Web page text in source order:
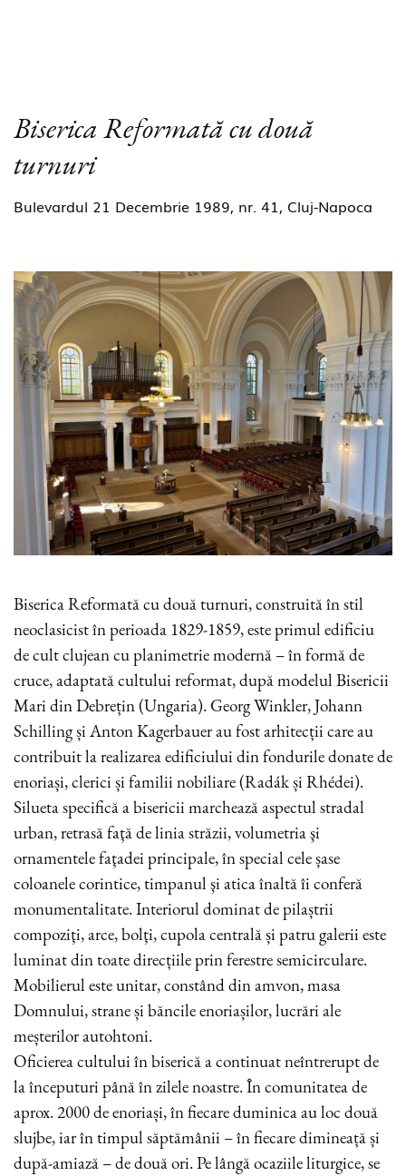
Biserica Reformată cu două
turnuri
Bulevardul 21 Decembrie 1989, nr. 41, Cluj-Napoca
Biserica Reformată cu două turnuri, construită în stil
neoclasicist în perioada 1829-1859, este primul edificiu
de cult clujean cu planimetrie modernă – în formă de
cruce, adaptată cultului reformat, după modelul Bisericii
Mari din Debrețin (Ungaria). Georg Winkler, Johann
Schilling și Anton Kagerbauer au fost arhitecții care au
contribuit la realizarea edificiului din fondurile donate de
enoriași, clerici și familii nobiliare (Radák și Rhédei).
Silueta specifică a bisericii marchează aspectul stradal
urban, retrasă faţă de linia străzii, volumetria şi
ornamentele faţadei principale, în special cele șase
coloanele corintice, timpanul şi atica înaltă îi conferă
monumentalitate. Interiorul dominat de pilaștrii
compoziţi, arce, bolţi, cupola centrală și patru galerii este
luminat din toate direcțiile prin ferestre semicirculare.
Mobilierul este unitar, constând din amvon, masa
Domnului, strane și băncile enoriașilor, lucrări ale
meșterilor autohtoni.
Oficierea cultului în biserică a continuat neîntrerupt de
la începuturi până în zilele noastre. În comunitatea de
aprox. 2000 de enoriași, în fiecare duminica au loc două
slujbe, iar în timpul săptămânii – în fiecare dimineață și
după-amiază – de două ori. Pe lângă ocaziile liturgice, se